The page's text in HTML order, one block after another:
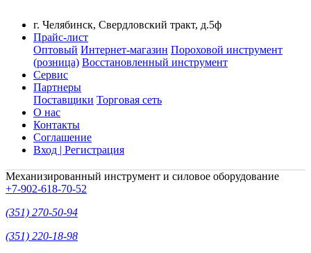
г. Челябинск, Свердловский тракт, д.5ф
Прайс-лист
Оптовый Интернет-магазин Пороховой инструмент
(розница) Восстановленный инструмент
Сервис
Партнеры
Поставщики Торговая сеть
О нас
Контакты
Соглашение
Вход | Регистрация
Механизированный инструмент и силовое оборудование
+7-902-618-70-52
(351) 270-50-94
(351) 220-18-98